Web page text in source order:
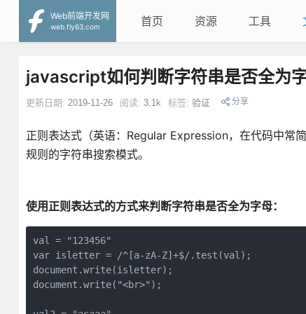
Web前端开发网
web.fly63.com
首页 资源 工具
javascript如何判断字符串是否全为字
更新日期: 2019-11-26 阅读: 3.1k 标签: 验证 分享
正则表达式（英语：Regular Expression，在代码中常
规则的字符串搜索模式。
使用正则表达式的方式来判断字符串是否全为字母：
val = "123456"
var isletter = /^[a-zA-Z]+$/.test(val);
document.write(isletter);
document.write("<br>");